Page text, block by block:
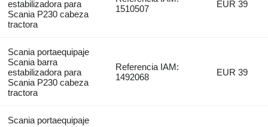
estabilizadora para
Scania P230 cabeza
tractora
1510507
EUR 39
Scania portaequipaje
Scania barra
estabilizadora para
Scania P230 cabeza
tractora
Referencia IAM:
1492068
EUR 39
Scania portaequipaje